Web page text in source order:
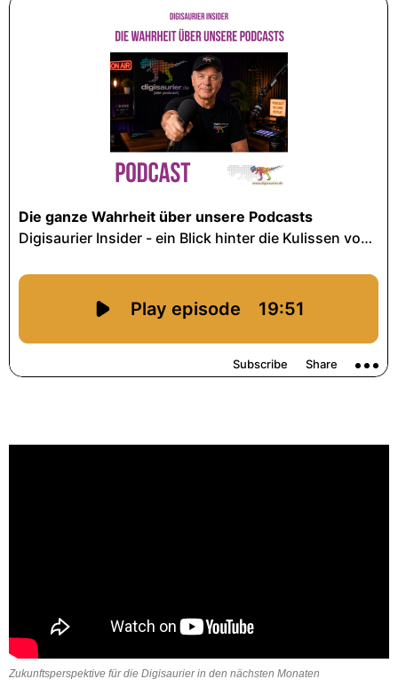
Zukunftsperspektive für die Digisaurier in den nächsten Monaten